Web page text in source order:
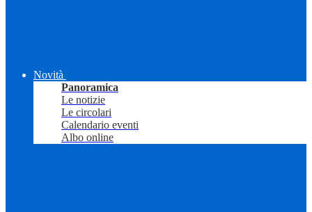
Novità
Panoramica
Le notizie
Le circolari
Calendario eventi
Albo online